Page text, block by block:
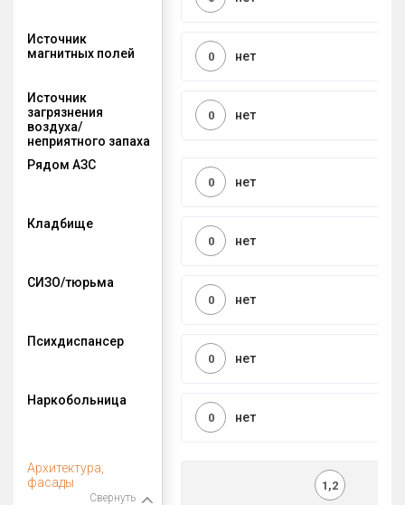
Источник
магнитных полей
нет
0
Источник
загрязнения
воздуха/
неприятного запаха
нет
0
Рядом АЗС
нет
0
Кладбище
нет
0
СИЗО/тюрьма
нет
0
Психдиспансер
нет
0
Наркобольница
нет
0
Архитектура,
фасады
Свернуть
1,2